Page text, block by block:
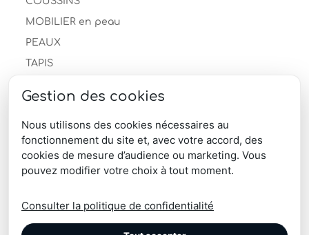
MOBILIER en peau
PEAUX
TAPIS
Les Dernières Chances
Tapis en peau de mouton
Tapis peau de vache
produits-professionnels
Télécharger le catalogue produits
Gestion des cookies
Nous utilisons des cookies nécessaires au
fonctionnement du site et, avec votre accord, des
cookies de mesure d’audience ou marketing. Vous
pouvez modifier votre choix à tout moment.
Consulter la politique de confidentialité